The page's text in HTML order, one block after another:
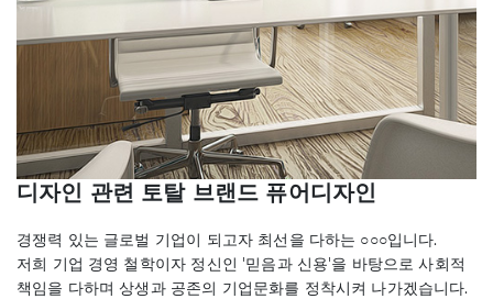
디자인 관련 토탈 브랜드 퓨어디자인
경쟁력 있는 글로벌 기업이 되고자 최선을 다하는 ○○○입니다.
저희 기업 경영 철학이자 정신인 '믿음과 신용'을 바탕으로 사회적
책임을 다하며 상생과 공존의 기업문화를 정착시켜 나가겠습니다.